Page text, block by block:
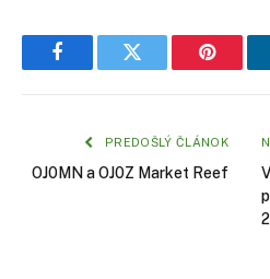
FacebookTwitter
PREDOŠLÝ ČLÁNOK
OJ0MN a OJ0Z Market Reef